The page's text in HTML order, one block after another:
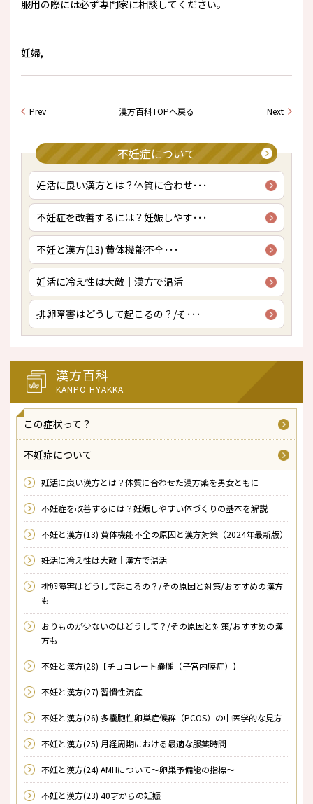
服用の際には必ず専門家に相談してください。
妊婦,
Prev 漢方百科TOPへ戻る Next
不妊症について
妊活に良い漢方とは？体質に合わせ･･･
不妊症を改善するには？妊娠しやす･･･
不妊と漢方(13) 黄体機能不全･･･
妊活に冷え性は大敵｜漢方で温活
排卵障害はどうして起こるの？/そ･･･
漢方百科
KANPO HYAKKA
この症状って？
不妊症について
妊活に良い漢方とは？体質に合わせた漢方薬を男女ともに
不妊症を改善するには？妊娠しやすい体づくりの基本を解説
不妊と漢方(13) 黄体機能不全の原因と漢方対策（2024年最新版）
妊活に冷え性は大敵｜漢方で温活
排卵障害はどうして起こるの？/その原因と対策/おすすめの漢方
も
おりものが少ないのはどうして？/その原因と対策/おすすめの漢
方も
不妊と漢方(28)【チョコレート嚢腫（子宮内膜症）】
不妊と漢方(27) 習慣性流産
不妊と漢方(26) 多嚢胞性卵巣症候群（PCOS）の中医学的な見方
不妊と漢方(25) 月経周期における最適な服薬時間
不妊と漢方(24) AMHについて～卵巣予備能の指標～
不妊と漢方(23) 40才からの妊娠